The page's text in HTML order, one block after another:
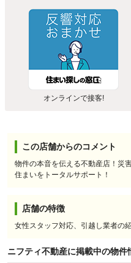
オンラインで接客!
この店舗からのコメント
物件の本音を伝える不動産店！災
住まいをトータルサポート！
店舗の特徴
女性スタッフ対応、引越し業者の
ニフティ不動産に掲載中の物件